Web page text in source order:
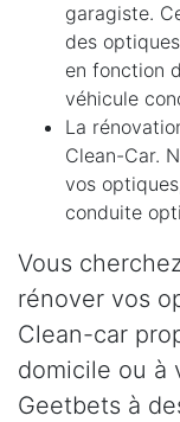
garagiste.
des
en fonction
véhicule
La
Clean-Car.
vos
conduite
Vous
rénover vos
Clean-car
domicile ou à
Geetbets à